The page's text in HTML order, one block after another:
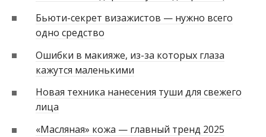
Бьюти-секрет визажистов — нужно всего
одно средство
Ошибки в макияже, из-за которых глаза
кажутся маленькими
Новая техника нанесения туши для свежего
лица
«Масляная» кожа — главный тренд 2025